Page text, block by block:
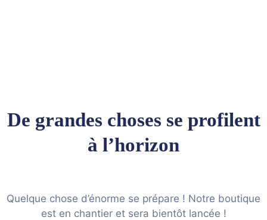
De grandes choses se profilent
à l’horizon
Quelque chose d’énorme se prépare ! Notre boutique
est en chantier et sera bientôt lancée !